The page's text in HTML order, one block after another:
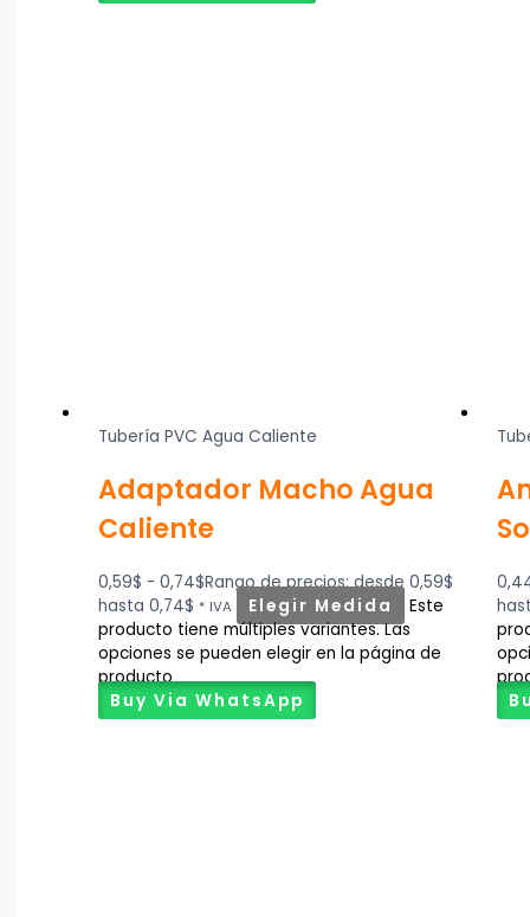
Tubería PVC Agua Caliente
Adaptador Macho Agua
Caliente
0,59$ - 0,74$Rango de precios: desde 0,59$
hasta 0,74$ * IVA Elegir Medida
Este
producto tiene múltiples variantes. Las
opciones se pueden elegir en la página de
producto
Buy Via WhatsApp